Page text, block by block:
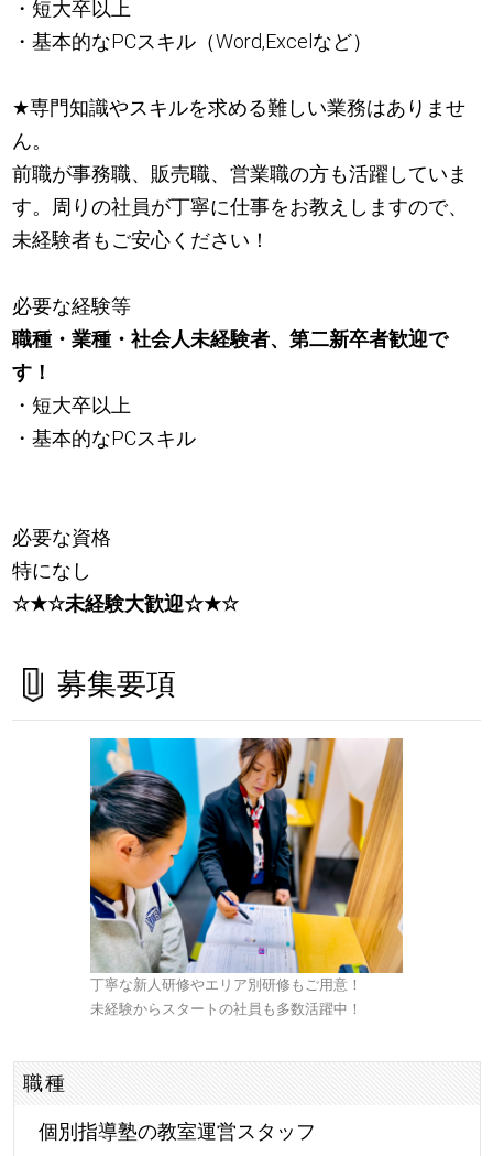
・短大卒以上
・基本的なPCスキル（Word,Excelなど）
★専門知識やスキルを求める難しい業務はありませ
ん。
前職が事務職、販売職、営業職の方も活躍していま
す。周りの社員が丁寧に仕事をお教えしますので、
未経験者もご安心ください！
必要な経験等
職種・業種・社会人未経験者、第二新卒者歓迎で
す！
・短大卒以上
・基本的なPCスキル
必要な資格
特になし
☆★☆未経験大歓迎☆★☆
募集要項
丁寧な新人研修やエリア別研修もご用意！
未経験からスタートの社員も多数活躍中！
職種
個別指導塾の教室運営スタッフ